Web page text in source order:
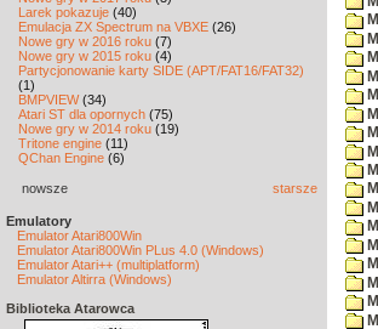
Larek pokazuje (40)
Emulacja ZX Spectrum na VBXE (26)
Nowe gry w 2016 roku (7)
Nowe gry w 2015 roku (4)
Partycjonowanie karty SIDE (APT/FAT16/FAT32)
(1)
BMPVIEW(34)
Atari ST dla opornych (75)
Nowe gry w 2014 roku (19)
Tritone engine (11)
QChan Engine (6)
nowsze starsze
Emulatory
Emulator Atari800Win
Emulator Atari800Win PLus 4.0 (Windows)
Emulator Atari++ (multiplatform)
Emulator Altirra (Windows)
Biblioteka Atarowca